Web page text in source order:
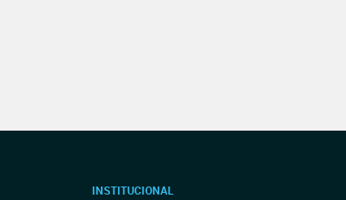
INSTITUCIONAL